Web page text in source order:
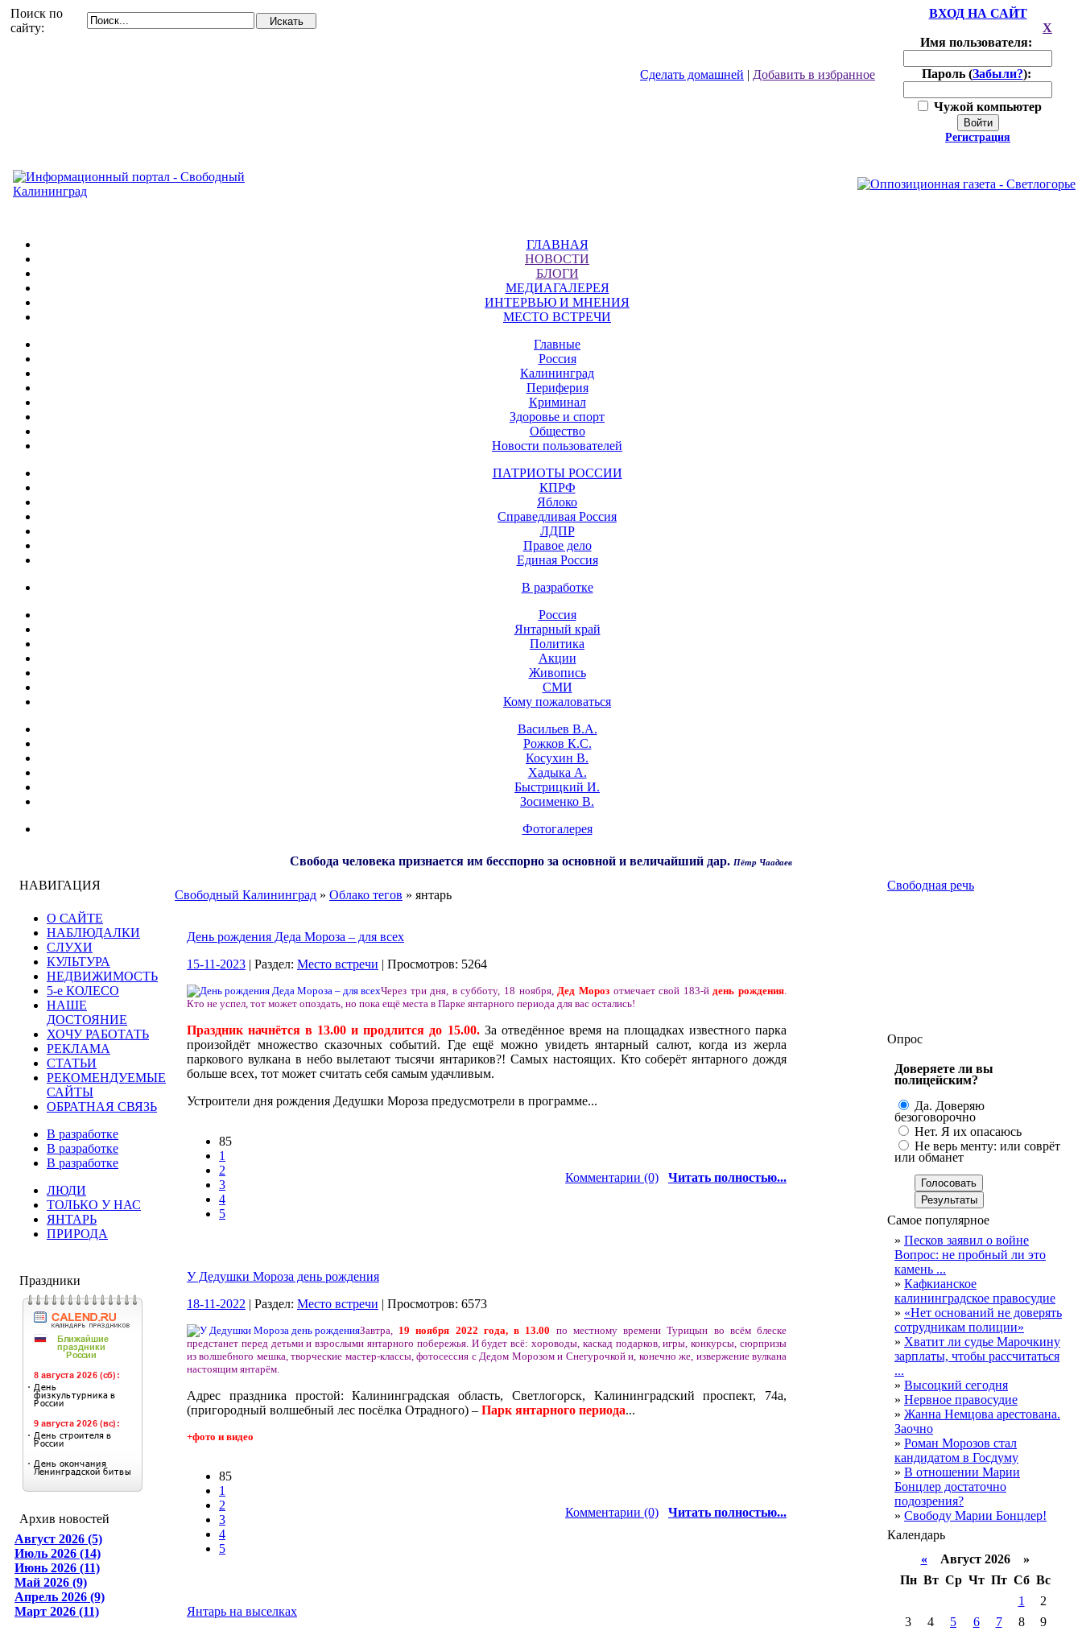
Поиск по
сайту:
Сделать домашней | Добавить в избранное
ВХОД НА САЙТ
X
Имя пользователя:
Пароль (Забыли?):
Чужой компьютер
Войти
Регистрация
ГЛАВНАЯ
НОВОСТИ
БЛОГИ
МЕДИАГАЛЕРЕЯ
ИНТЕРВЬЮ И МНЕНИЯ
МЕСТО ВСТРЕЧИ
Главные
Россия
Калининград
Периферия
Криминал
Здоровье и спорт
Общество
Новости пользователей
ПАТРИОТЫ РОССИИ
КПРФ
Яблоко
Справедливая Россия
ЛДПР
Правое дело
Единая Россия
В разработке
Россия
Янтарный край
Политика
Акции
Живопись
СМИ
Кому пожаловаться
Васильев В.А.
Рожков К.С.
Косухин В.
Хадыка А.
Быстрицкий И.
Зосименко В.
Фотогалерея
Свобода человека признается им бесспорно за основной и величайший дар. Пётр Чаадаев
НАВИГАЦИЯ
О САЙТЕ
НАБЛЮДАЛКИ
СЛУХИ
КУЛЬТУРА
НЕДВИЖИМОСТЬ
5-е КОЛЕСО
НАШЕ
ДОСТОЯНИЕ
ХОЧУ РАБОТАТЬ
РЕКЛАМА
СТАТЬИ
РЕКОМЕНДУЕМЫЕ
САЙТЫ
ОБРАТНАЯ СВЯЗЬ
В разработке
В разработке
В разработке
ЛЮДИ
ТОЛЬКО У НАС
ЯНТАРЬ
ПРИРОДА
Праздники
Архив новостей
Август 2026 (5)
Июль 2026 (14)
Июнь 2026 (11)
Май 2026 (9)
Апрель 2026 (9)
Март 2026 (11)
Свободный Калининград » Облако тегов » янтарь
День рождения Деда Мороза – для всех
15-11-2023 | Раздел: Место встречи | Просмотров: 5264
Через три дня, в субботу, 18 ноября,Дед Морозотмечает свой 183-йдень рождения.
Кто не успел, тот может опоздать, но пока ещё места в Парке янтарного периода для вас остались!
Праздник начнётся в 13.00 и продлится до 15.00.За отведённое время на площадках известного парка
произойдёт множество сказочных событий. Где ещё можно увидеть янтарный салют, когда из жерла
паркового вулкана в небо вылетают тысячи янтариков?! Самых настоящих. Кто соберёт янтарного дождя
больше всех, тот может считать себя самым удачливым.
Устроители дня рождения Дедушки Мороза предусмотрели в программе...
85
1
2
3
4
5
Комментарии (0) Читать полностью...
У Дедушки Мороза день рождения
18-11-2022 | Раздел: Место встречи | Просмотров: 6573
Завтра, 19 ноября 2022 года, в 13.00 по местному времени Турицын во всём блеске
предстанет перед детьми и взрослыми янтарного побережья. И будет всё: хороводы, каскад подарков, игры, конкурсы, сюрпризы
из волшебного мешка, творческие мастер-классы, фотосессия с Дедом Морозом и Снегурочкой и, конечно же, извержение вулкана
настоящим янтарём.
Адрес праздника простой: Калининградская область, Светлогорск, Калининградский проспект, 74а,
(пригородный волшебный лес посёлка Отрадного) – Парк янтарного периода...
+фото и видео
85
1
2
3
4
5
Комментарии (0) Читать полностью...
Янтарь на выселках
Свободная речь
Опрос
Доверяете ли вы
полицейским?
Да. Доверяю
безоговорочно
Нет. Я их опасаюсь
Не верь менту: или соврёт
или обманет
Самое популярное
» Песков заявил о войне
Вопрос: не пробный ли это
камень ...
» Кафкианское
калининградское правосудие
» «Нет оснований не доверять
сотрудникам полиции»
» Хватит ли судье Марочкину
зарплаты, чтобы рассчитаться
...
» Высоцкий сегодня
» Нервное правосудие
» Жанна Немцова арестована.
Заочно
» Роман Морозов стал
кандидатом в Госдуму
» В отношении Марии
Бонцлер достаточно
подозрения?
» Свободу Марии Бонцлер!
Календарь
«Август 2026 »
Пн Вт Ср Чт Пт Сб Вс
1
2
3
4 5 6 7 8
9